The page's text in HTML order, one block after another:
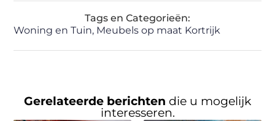
Tags en Categorieën:
Woning en Tuin, Meubels op maat Kortrijk
Gerelateerde berichten die u mogelijk
interesseren.